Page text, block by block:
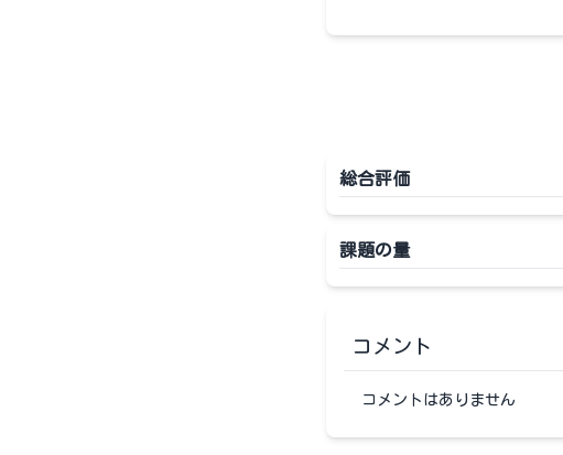
総合評価
課題の量
コメント
コメントはありません